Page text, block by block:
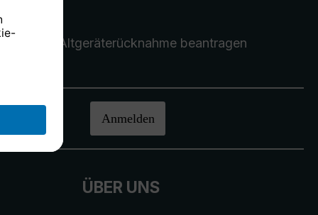
Altgeräterücknahme beantragen
Anmelden
ÜBER UNS